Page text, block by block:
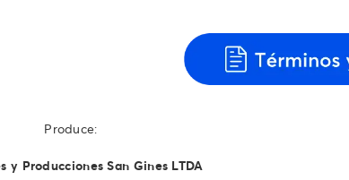
Produce:
y Producciones San Gines LTDA